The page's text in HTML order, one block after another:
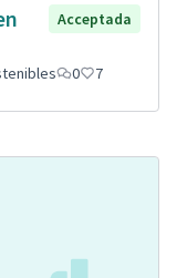
Acceptada
0 7